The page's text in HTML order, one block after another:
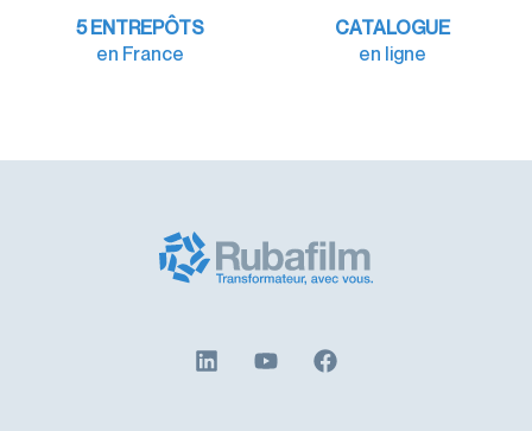
5 ENTREPÔTS
en France
CATALOGUE
en ligne